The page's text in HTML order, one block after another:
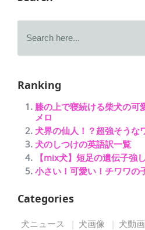
Ranking
膝の上で寝続ける柴犬の可
メロ
犬界の仙人！？超強そうな
犬のしつけの英語訳一覧
【mix犬】短足の遺伝子強
小さい！可愛い！チワワの
Categories
犬ニュース 犬画像 犬動画